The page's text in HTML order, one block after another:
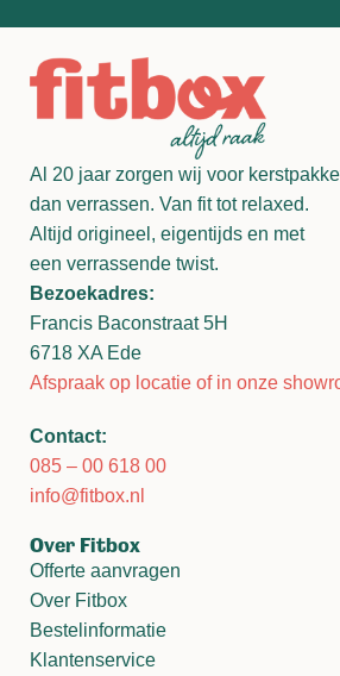
Al 20 jaar zorgen wij voor
dan verrassen. Van fit tot relaxed.
Altijd origineel, eigentijds en met
een verrassende twist.
Bezoekadres:
Francis Baconstraat 5H
6718 XA Ede
Afspraak op locatie of in onze
Contact:
085 – 00 618 00
info@fitbox.nl
Over Fitbox
Offerte aanvragen
Over Fitbox
Bestelinformatie
Klantenservice